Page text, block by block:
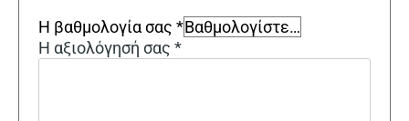
Η βαθμολογία σας *
Η αξιολόγησή σας *